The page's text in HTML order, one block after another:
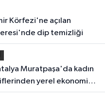
dip temizliği
yerel ekonomiye